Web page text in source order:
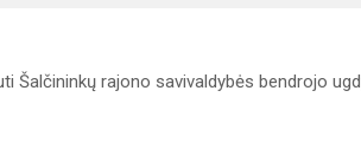
Šalčininkų rajono savivaldybės bendrojo